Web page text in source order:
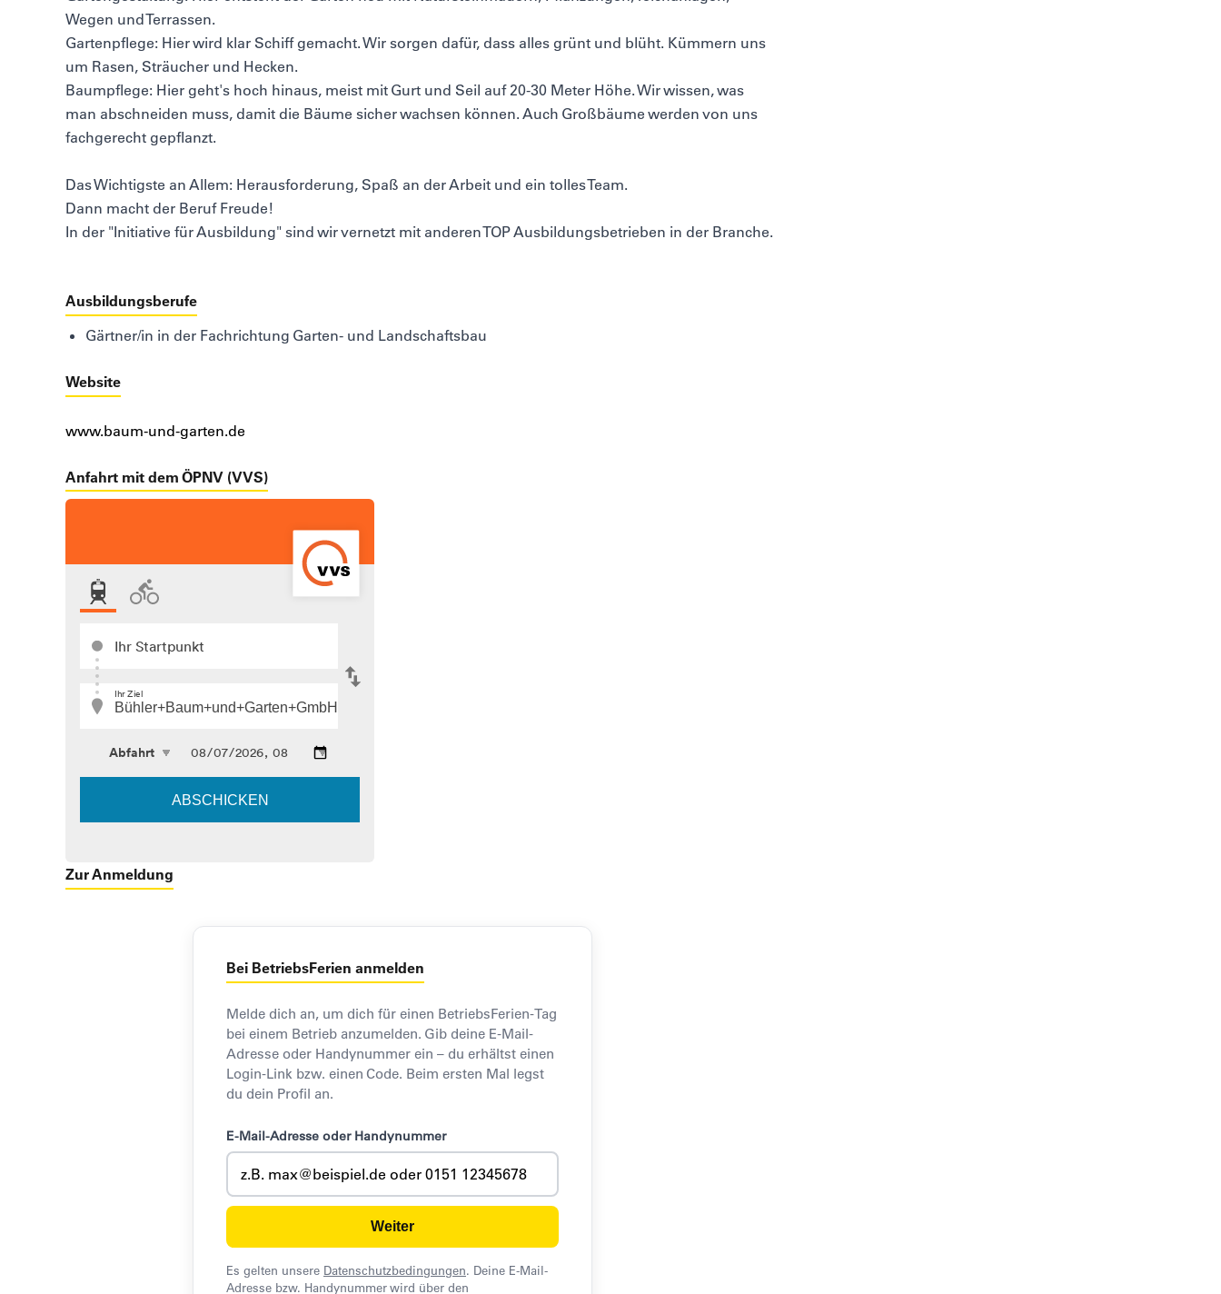
Wegen und Terrassen.
Gartenpflege: Hier wird klar Schiff gemacht. Wir sorgen dafür, dass alles grünt und blüht. Kümmern uns
um Rasen, Sträucher und Hecken.
Baumpflege: Hier geht's hoch hinaus, meist mit Gurt und Seil auf 20-30 Meter Höhe. Wir wissen, was
man abschneiden muss, damit die Bäume sicher wachsen können. Auch Großbäume werden von uns
fachgerecht gepflanzt.
Das Wichtigste an Allem: Herausforderung, Spaß an der Arbeit und ein tolles Team.
Dann macht der Beruf Freude!
In der "Initiative für Ausbildung" sind wir vernetzt mit anderen TOP Ausbildungsbetrieben in der Branche.
Ausbildungsberufe
Gärtner/in in der Fachrichtung Garten- und Landschaftsbau
Website
www.baum-und-garten.de
Anfahrt mit dem ÖPNV (VVS)
Zur Anmeldung
Bei BetriebsFerien anmelden
Melde dich an, um dich für einen BetriebsFerien-Tag
bei einem Betrieb anzumelden. Gib deine E-Mail-
Adresse oder Handynummer ein – du erhältst einen
Login-Link bzw. einen Code. Beim ersten Mal legst
du dein Profil an.
E-Mail-Adresse oder Handynummer
Weiter
Es gelten unsere Datenschutzbedingungen. Deine E-Mail-
Adresse bzw. Handynummer wird über den